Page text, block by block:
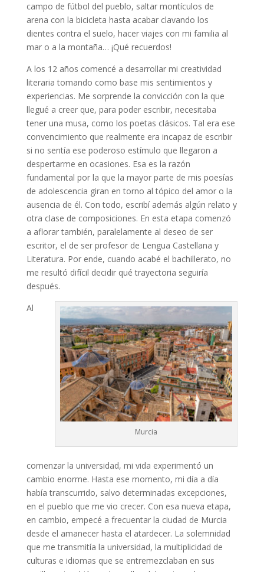
campo de fútbol del pueblo, saltar montículos de
arena con la bicicleta hasta acabar clavando los
dientes contra el suelo, hacer viajes con mi familia al
mar o a la montaña… ¡Qué recuerdos!
A los 12 años comencé a desarrollar mi creatividad
literaria tomando como base mis sentimientos y
experiencias. Me sorprende la convicción con la que
llegué a creer que, para poder escribir, necesitaba
tener una musa, como los poetas clásicos. Tal era ese
convencimiento que realmente era incapaz de escribir
si no sentía ese poderoso estímulo que llegaron a
despertarme en ocasiones. Esa es la razón
fundamental por la que la mayor parte de mis poesías
de adolescencia giran en torno al tópico del amor o la
ausencia de él. Con todo, escribí además algún relato y
otra clase de composiciones. En esta etapa comenzó
a aflorar también, paralelamente al deseo de ser
escritor, el de ser profesor de Lengua Castellana y
Literatura. Por ende, cuando acabé el bachillerato, no
me resultó difícil decidir qué trayectoria seguiría
después.
Murcia
Al
comenzar la universidad, mi vida experimentó un
cambio enorme. Hasta ese momento, mi día a día
había transcurrido, salvo determinadas excepciones,
en el pueblo que me vio crecer. Con esa nueva etapa,
en cambio, empecé a frecuentar la ciudad de Murcia
desde el amanecer hasta el atardecer. La solemnidad
que me transmitía la universidad, la multiplicidad de
culturas e idiomas que se entremezclaban en sus